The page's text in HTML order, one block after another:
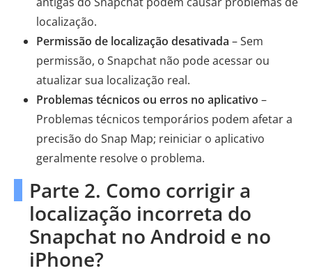
localização.
Permissão de localização desativada – Sem
permissão, o Snapchat não pode acessar ou
atualizar sua localização real.
Problemas técnicos ou erros no aplicativo –
Problemas técnicos temporários podem afetar a
precisão do Snap Map; reiniciar o aplicativo
geralmente resolve o problema.
Parte 2. Como corrigir a
localização incorreta do
Snapchat no Android e no
iPhone?